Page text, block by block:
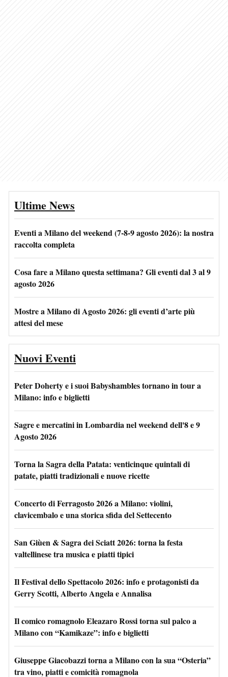
Ultime News
Eventi a Milano del weekend (7-8-9 agosto 2026): la nostra
raccolta completa
Cosa fare a Milano questa settimana? Gli eventi dal 3 al 9
agosto 2026
Mostre a Milano di Agosto 2026: gli eventi d’arte più
attesi del mese
Nuovi Eventi
Peter Doherty e i suoi Babyshambles tornano in tour a
Milano: info e biglietti
Sagre e mercatini in Lombardia nel weekend dell'8 e 9
Agosto 2026
Torna la Sagra della Patata: venticinque quintali di
patate, piatti tradizionali e nuove ricette
Concerto di Ferragosto 2026 a Milano: violini,
clavicembalo e una storica sfida del Settecento
San Giùen & Sagra dei Sciatt 2026: torna la festa
valtellinese tra musica e piatti tipici
Il Festival dello Spettacolo 2026: info e protagonisti da
Gerry Scotti, Alberto Angela e Annalisa
Il comico romagnolo Eleazaro Rossi torna sul palco a
Milano con “Kamikaze”: info e biglietti
Giuseppe Giacobazzi torna a Milano con la sua “Osteria”
tra vino, piatti e comicità romagnola